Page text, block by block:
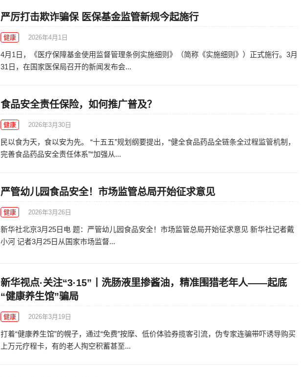
严厉打击欺诈骗保 医保基金监管新规今起施行
健康 2026年4月1日
4月1日，《医疗保障基金使用监督管理条例实施细则》（简称《实施细则》）正式施行。3月
31日，在国家医保局召开的新闻发布会...
食品安全责任保险，如何推广普及？
健康 2026年3月30日
民以食为天，食以安为先。 “十五五”规划纲要提出，“健全食品药品全链条全过程监管机制，
完善食品药品安全责任体系”“加强从...
严管幼儿园食品安全！市场监管总局开始征求意见
健康 2026年3月26日
新华社北京3月25日电 题：严管幼儿园食品安全！市场监管总局开始征求意见 新华社记者戴
小河 记者3月25日从国家市场监督...
新华视点·关注“3·15”丨洗肠液里掺酱油，精准围猎老年人——起底
“健康养生馆”骗局
健康 2026年3月19日
打着“健康养生馆”的幌子，通过“免费”按摩、低价体验券揽客引流，伪专家连骗带吓诱导购买
上万元疗程卡，有的老人掏空积蓄甚至...